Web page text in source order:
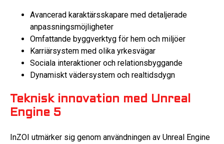
Avancerad karaktärsskapare med detaljerade
anpassningsmöjligheter
Omfattande byggverktyg för hem och miljöer
Karriärsystem med olika yrkesvägar
Sociala interaktioner och relationsbyggande
Dynamiskt vädersystem och realtidsdygn
Teknisk innovation med Unreal
Engine 5
InZOI utmärker sig genom användningen av Unreal Engine